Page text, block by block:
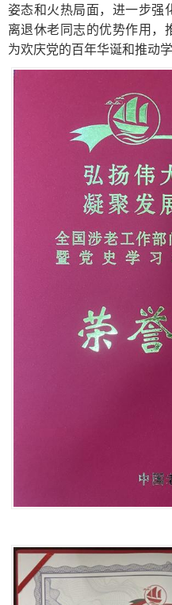
姿态和火热局面，进一步强
离退休老同志的优势作用，
为欢庆党的百年华诞和推动